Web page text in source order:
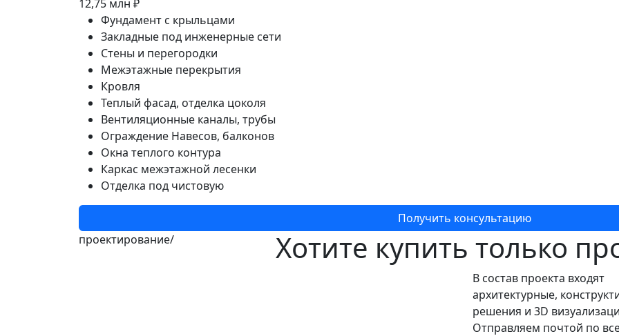
12,75 млн ₽
Фундамент с крыльцами
Закладные под инженерные сети
Стены и перегородки
Межэтажные перекрытия
Кровля
Теплый фасад, отделка цоколя
Вентиляционные каналы, трубы
Ограждение Навесов, балконов
Окна теплого контура
Каркас межэтажной лесенки
Отделка под чистовую
Получить консультацию
проектирование/ Хотите купить только
В состав проекта входят
архитектурные,
решения и 3D
Отправляем почтой по